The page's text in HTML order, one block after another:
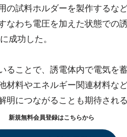
の試料ホルダーを製作するな
なわち電圧を加えた状態での
成功した。
ることで、誘電体内で電気を
材料やエネルギー関連材料な
明につながることも期待され
新規無料会員登録はこちらから